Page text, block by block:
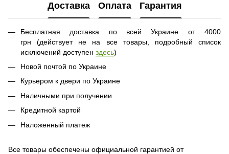
Доставка Оплата Гарантия
Бесплатная доставка по всей Украине от 4000
грн (действует не на все товары, подробный список
исключений доступен здесь)
Новой почтой по Украине
Курьером к двери по Украине
Наличными при получении
Кредитной картой
Наложенный платеж
Все товары обеспечены официальной гарантией от